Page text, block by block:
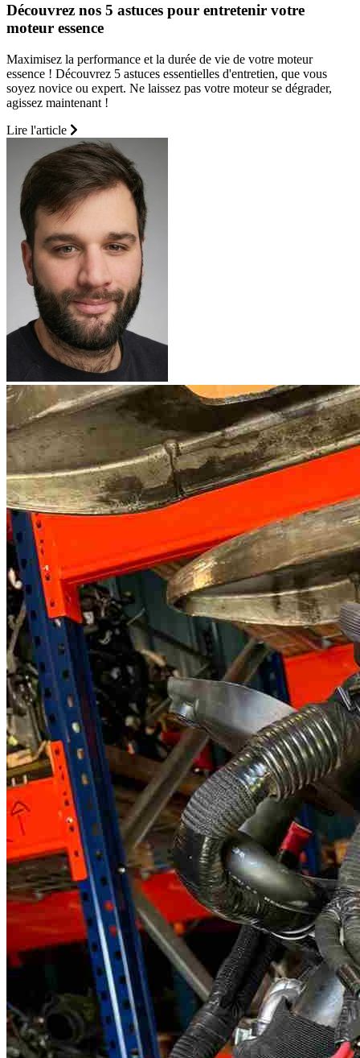
Découvrez nos 5 astuces pour entretenir votre
moteur essence
Maximisez la performance et la durée de vie de votre moteur
essence ! Découvrez 5 astuces essentielles d'entretien, que vous
soyez novice ou expert. Ne laissez pas votre moteur se dégrader,
agissez maintenant !
Lire l'article